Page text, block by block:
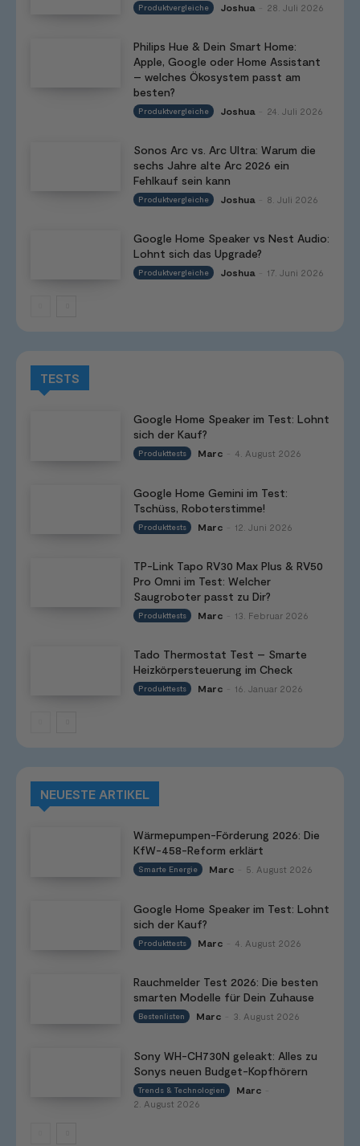
Produktvergleiche Joshua 28. Juli 2026
Philips Hue & Dein Smart Home:
Apple, Google oder Home Assistant
– welches Ökosystem passt am
besten?
Produktvergleiche Joshua 24. Juli 2026
Sonos Arc vs. Arc Ultra: Warum die
sechs Jahre alte Arc 2026 ein
Fehlkauf sein kann
Produktvergleiche Joshua 8. Juli 2026
Google Home Speaker vs Nest Audio:
Lohnt sich das Upgrade?
Produktvergleiche Joshua 17. Juni 2026
TESTS
Google Home Speaker im Test: Lohnt
sich der Kauf?
Produkttests Marc 4. August 2026
Google Home Gemini im Test:
Tschüss, Roboterstimme!
Produkttests Marc 12. Juni 2026
TP-Link Tapo RV30 Max Plus & RV50
Pro Omni im Test: Welcher
Saugroboter passt zu Dir?
Produkttests Marc 13. Februar 2026
Tado Thermostat Test – Smarte
Heizkörpersteuerung im Check
Produkttests Marc 16. Januar 2026
NEUESTE ARTIKEL
Wärmepumpen-Förderung 2026: Die
KfW-458-Reform erklärt
Smarte Energie Marc 5. August 2026
Google Home Speaker im Test: Lohnt
sich der Kauf?
Produkttests Marc 4. August 2026
Rauchmelder Test 2026: Die besten
smarten Modelle für Dein Zuhause
Bestenlisten Marc 3. August 2026
Sony WH-CH730N geleakt: Alles zu
Sonys neuen Budget-Kopfhörern
Trends & Technologien Marc
2. August 2026